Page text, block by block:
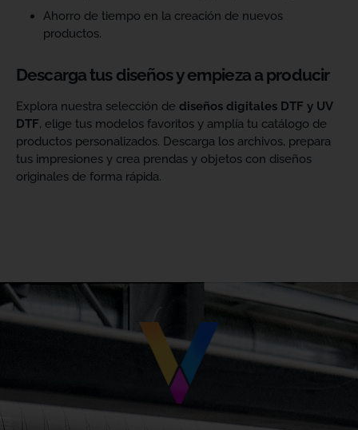
Ahorro de tiempo en la creación de nuevos
productos.
Descarga tus diseños y empieza a producir
Explora nuestra selección de diseños digitales DTF y UV
DTF, elige tus modelos favoritos y amplía tu catálogo de
productos personalizados. Descarga los archivos, prepara
tus impresiones y crea prendas y objetos con diseños
originales de forma rápida.